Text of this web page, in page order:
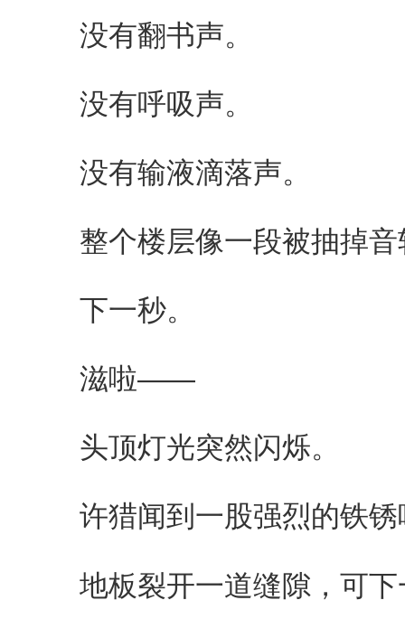
没有翻书声。
没有呼吸声。
没有输液滴落声。
整个楼层像一段被抽掉音
下一秒。
滋啦——
头顶灯光突然闪烁。
许猎闻到一股强烈的铁锈
地板裂开一道缝隙，可下